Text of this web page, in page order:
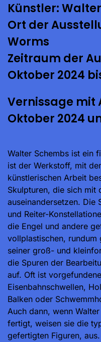
Künstler:
Ort der
Worms
Zeitraum der
Oktober 2024
Vernissage mit
Oktober 2024
Walter Schembs ist ein
ist der Werkstoff, mit
künstlerischen Arbeit
Skulpturen, die sich mit
auseinandersetzen. Die
und Reiter-
die Engel und andere
vollplastischen, rundum
seiner groß- und
die Spuren der
auf. Oft ist
Eisenbahnschwellen,
Balken oder
Auch dann, wenn
fertigt, weisen sie die
gefertigten Figuren, aus.